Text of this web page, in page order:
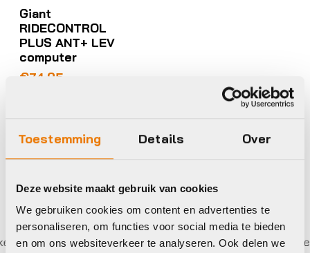
Toestemming Details Over
Deze website maakt gebruik van cookies
We gebruiken cookies om content en advertenties te
personaliseren, om functies voor social media te bieden
en om ons websiteverkeer te analyseren. Ook delen we
Giant
RIDECONTROL
PLUS ANT+ LEV
computer
€74,95
betalen, 0%rente Eigen werkplaats met